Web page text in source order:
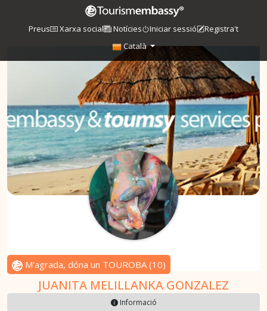
Preus Xarxa social Notícies Iniciar sessió
Registra't
Català
M'agrada, dóna un TOUROBA(10)
JUANITA MELILLANKA GONZALEZ
Informació